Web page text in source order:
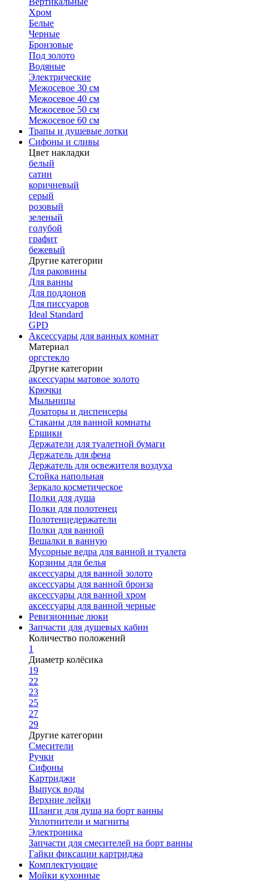
Хром
Белые
Черные
Бронзовые
Под золото
Водяные
Электрические
Межосевое 30 см
Межосевое 40 см
Межосевое 50 см
Межосевое 60 см
Трапы и душевые лотки
Сифоны и сливы
Цвет накладки
белый
сатин
коричневый
серый
розовый
зеленый
голубой
графит
бежевый
Другие категории
Для раковины
Для ванны
Для поддонов
Для писсуаров
Ideal Standard
GPD
Аксессуары для ванных комнат
Материал
оргстекло
Другие категории
аксессуары матовое золото
Крючки
Мыльницы
Дозаторы и диспенсеры
Стаканы для ванной комнаты
Ершики
Держатели для туалетной бумаги
Держатель для фена
Держатель для освежителя воздуха
Стойка напольная
Зеркало косметическое
Полки для душа
Полки для полотенец
Полотенцедержатели
Полки для ванной
Вешалки в ванную
Мусорные ведра для ванной и туалета
Корзины для белья
аксессуары для ванной золото
аксессуары для ванной бронза
аксессуары для ванной хром
аксессуары для ванной черные
Ревизионные люки
Запчасти для душевых кабин
Количество положений
1
Диаметр колёсика
19
22
23
25
27
29
Другие категории
Смесители
Ручки
Сифоны
Картриджи
Выпуск воды
Верхние лейки
Шланги для душа на борт ванны
Уплотнители и магниты
Электроника
Запчасти для смесителей на борт ванны
Гайки фиксации картриджа
Комплектующие
Мойки кухонные